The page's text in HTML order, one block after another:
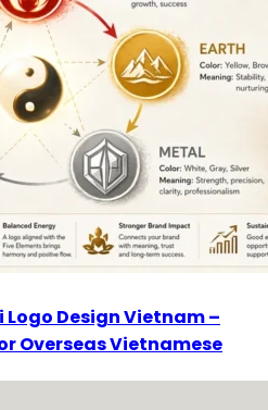
Logo Design Vietnam –
Overseas Vietnamese